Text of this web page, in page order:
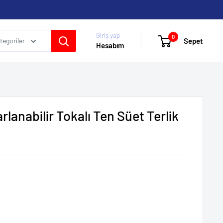
Giriş yap
Hesabım
0 Sepet
Tokalı Ten Süet Terlik